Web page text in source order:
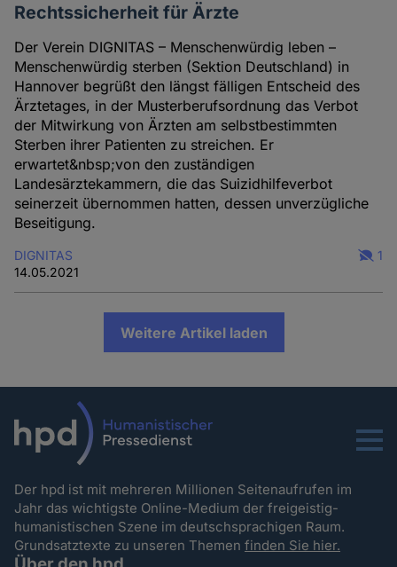
Rechtssicherheit für Ärzte
Der Verein DIGNITAS – Menschenwürdig leben –
Menschenwürdig sterben (Sektion Deutschland) in
Hannover begrüßt den längst fälligen Entscheid des
Ärztetages, in der Musterberufsordnung das Verbot
der Mitwirkung von Ärzten am selbstbestimmten
Sterben ihrer Patienten zu streichen. Er
erwartet&nbsp;von den zuständigen
Landesärztekammern, die das Suizidhilfeverbot
seinerzeit übernommen hatten, dessen unverzügliche
Beseitigung.
DIGNITAS
14.05.2021
1
Weitere Artikel laden
Menu
Der hpd ist mit mehreren Millionen Seitenaufrufen im
Jahr das wichtigste Online-Medium der freigeistig-
humanistischen Szene im deutschsprachigen Raum.
Grundsatztexte zu unseren Themenfinden Sie hier.